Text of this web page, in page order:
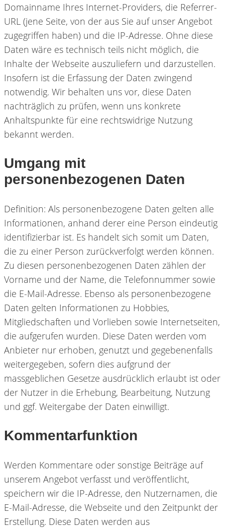
Domainname Ihres Internet-Providers, die Referrer-
URL (jene Seite, von der aus Sie auf unser Angebot
zugegriffen haben) und die IP-Adresse. Ohne diese
Daten wäre es technisch teils nicht möglich, die
Inhalte der Webseite auszuliefern und darzustellen.
Insofern ist die Erfassung der Daten zwingend
notwendig. Wir behalten uns vor, diese Daten
nachträglich zu prüfen, wenn uns konkrete
Anhaltspunkte für eine rechtswidrige Nutzung
bekannt werden.
Umgang mit
personenbezogenen Daten
Definition: Als personenbezogene Daten gelten alle
Informationen, anhand derer eine Person eindeutig
identifizierbar ist. Es handelt sich somit um Daten,
die zu einer Person zurückverfolgt werden können.
Zu diesen personenbezogenen Daten zählen der
Vorname und der Name, die Telefonnummer sowie
die E-Mail-Adresse. Ebenso als personenbezogene
Daten gelten Informationen zu Hobbies,
Mitgliedschaften und Vorlieben sowie Internetseiten,
die aufgerufen wurden. Diese Daten werden vom
Anbieter nur erhoben, genutzt und gegebenenfalls
weitergegeben, sofern dies aufgrund der
massgeblichen Gesetze ausdrücklich erlaubt ist oder
der Nutzer in die Erhebung, Bearbeitung, Nutzung
und ggf. Weitergabe der Daten einwilligt.
Kommentarfunktion
Werden Kommentare oder sonstige Beiträge auf
unserem Angebot verfasst und veröffentlicht,
speichern wir die IP-Adresse, den Nutzernamen, die
E-Mail-Adresse, die Webseite und den Zeitpunkt der
Erstellung. Diese Daten werden aus